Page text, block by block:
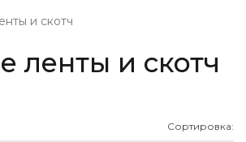
и скотч
ленты и скотч
Сортировка: